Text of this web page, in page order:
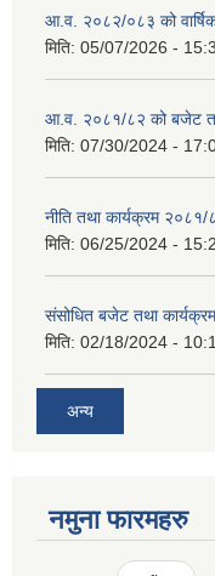
आ.व. २०८२/०८३ को
मिति: 05/07/2026 -
आ.व. २०८१/८२ को बजेट
मिति: 07/30/2024 -
नीति तथा कार्यक्रम २०८१/
मिति: 06/25/2024 -
संसोधित बजेट तथा
मिति: 02/18/2024 -
अन्य
नमुना फारमहरु